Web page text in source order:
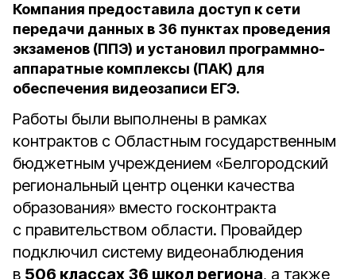
Компания предоставила доступ к сети
передачи данных в 36 пунктах проведения
экзаменов (ППЭ) и установил программно-
аппаратные комплексы (ПАК) для
обеспечения видеозаписи ЕГЭ.
Работы были выполнены в рамках
контрактов с Областным государственным
бюджетным учреждением «Белгородский
региональный центр оценки качества
образования» вместо госконтракта
с правительством области. Провайдер
подключил систему видеонаблюдения
в 506 классах 36 школ региона, а также